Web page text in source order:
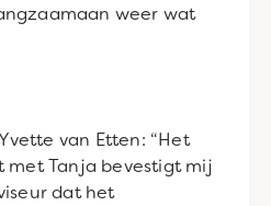
weer wat
van Etten: “Het
Tanja bevestigt mij
dat het